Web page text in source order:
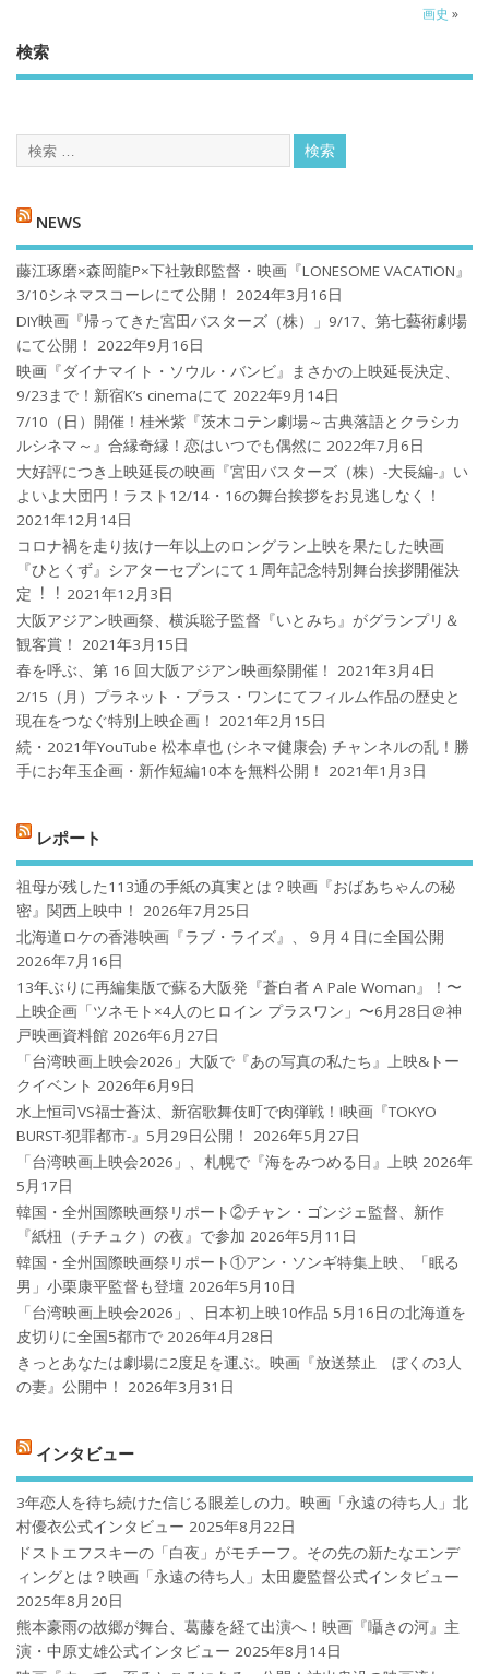
画史 »
検索
NEWS
藤江琢磨×森岡龍P×下社敦郎監督・映画『LONESOME VACATION』
3/10シネマスコーレにて公開！
2024年3月16日
DIY映画『帰ってきた宮田バスターズ（株）」9/17、第七藝術劇場
にて公開！
2022年9月16日
映画『ダイナマイト・ソウル・バンビ』まさかの上映延長決定、
9/23まで！新宿K’s cinemaにて 2022年9月14日
7/10（日）開催！桂米紫『茨木コテン劇場～古典落語とクラシカ
ルシネマ～』合縁奇縁！恋はいつでも偶然に 2022年7月6日
大好評につき上映延長の映画『宮田バスターズ（株）-大長編-』い
よいよ大団円！ラスト12/14・16の舞台挨拶をお見逃しなく！
2021年12月14日
コロナ禍を⾛り抜け⼀年以上のロングラン上映を果たした映画
『ひとくず』シアターセブンにて１周年記念特別舞台挨拶開催決
定︕︕ 2021年12月3日
大阪アジアン映画祭、横浜聡子監督『いとみち』がグランプリ＆
観客賞！
2021年3月15日
春を呼ぶ、第 16 回大阪アジアン映画祭開催！
2021年3月4日
2/15（月）プラネット・プラス・ワンにてフィルム作品の歴史と
現在をつなぐ特別上映企画！
2021年2月15日
続・2021年YouTube 松本卓也 (シネマ健康会) チャンネルの乱！勝
手にお年玉企画・新作短編10本を無料公開！
2021年1月3日
レポート
祖母が残した113通の手紙の真実とは？映画『おばあちゃんの秘
密』関西上映中！
2026年7月25日
北海道ロケの香港映画『ラブ・ライズ』、９月４日に全国公開
2026年7月16日
13年ぶりに再編集版で蘇る大阪発『蒼白者 A Pale Woman』！〜
上映企画「ツネモト×4人のヒロイン プラスワン」〜6月28日＠神
戸映画資料館 2026年6月27日
「台湾映画上映会2026」大阪で『あの写真の私たち』上映&トー
クイベント 2026年6月9日
水上恒司VS福士蒼汰、新宿歌舞伎町で肉弾戦！!映画『TOKYO
BURST-犯罪都市-』5月29日公開！
2026年5月27日
「台湾映画上映会2026」、札幌で『海をみつめる日』上映 2026年
5月17日
韓国・全州国際映画祭リポート②チャン・ゴンジェ監督、新作
『紙杻（チチュク）の夜』で参加 2026年5月11日
韓国・全州国際映画祭リポート①アン・ソンギ特集上映、「眠る
男」小栗康平監督も登壇 2026年5月10日
「台湾映画上映会2026」、日本初上映10作品 5月16日の北海道を
皮切りに全国5都市で 2026年4月28日
きっとあなたは劇場に2度足を運ぶ。映画『放送禁止 ぼくの3人
の妻』公開中！
2026年3月31日
インタビュー
3年恋人を待ち続けた信じる眼差しの力。映画「永遠の待ち人」北
村優衣公式インタビュー 2025年8月22日
ドストエフスキーの「白夜」がモチーフ。その先の新たなエンデ
ィングとは？映画「永遠の待ち人」太田慶監督公式インタビュー
2025年8月20日
熊本豪雨の故郷が舞台、葛藤を経て出演へ！映画『囁きの河』主
演・中原丈雄公式インタビュー 2025年8月14日